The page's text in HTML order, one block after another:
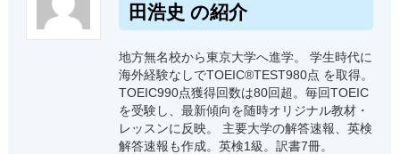
田浩史 の紹介
地方無名校から東京大学へ進学。 学生時代に
海外経験なしでTOEIC®TEST980点 を取得。
TOEIC990点獲得回数は80回超。毎回TOEIC
を受験し、最新傾向を随時オリジナル教材・
レッスンに反映。 主要大学の解答速報、英検
解答速報も作成。英検1級。訳書7冊。